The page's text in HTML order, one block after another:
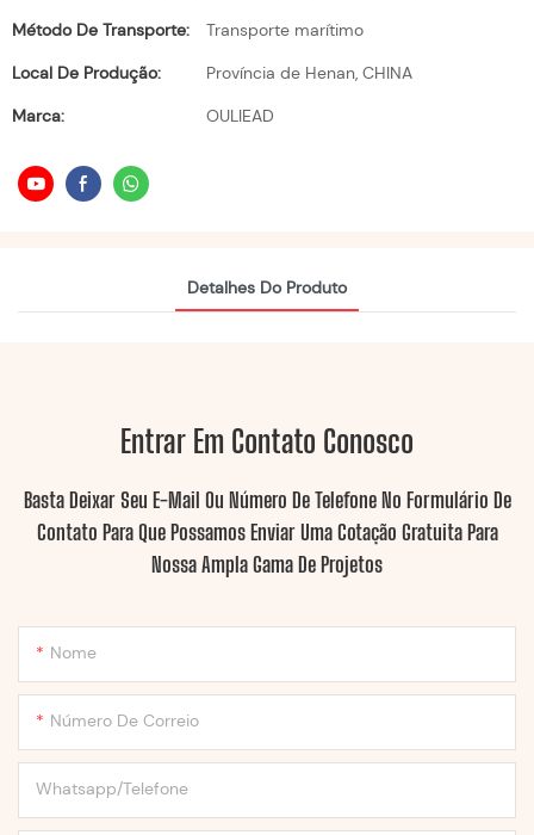
Método De Transporte:
Transporte marítimo
Local De Produção:
Província de Henan, CHINA
Marca:
OULIEAD
Detalhes Do Produto
Entrar Em Contato Conosco
Basta Deixar Seu E-Mail Ou Número De Telefone No Formulário De
Contato Para Que Possamos Enviar Uma Cotação Gratuita Para
Nossa Ampla Gama De Projetos
Nome
Número De Correio
Whatsapp/Telefone